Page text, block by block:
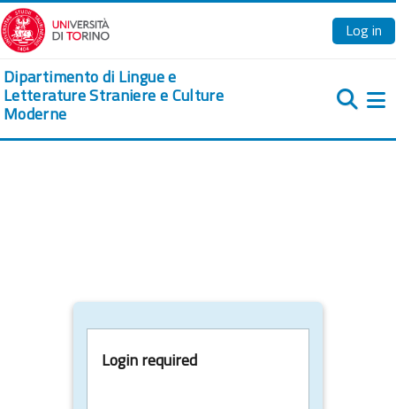
Skip to main content
Log in
Dipartimento di Lingue e
Letterature Straniere e Culture
Moderne
Login required